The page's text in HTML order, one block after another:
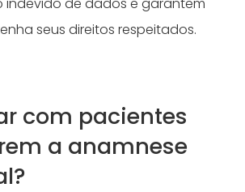
seus direitos respeitados.
com pacientes
a anamnese